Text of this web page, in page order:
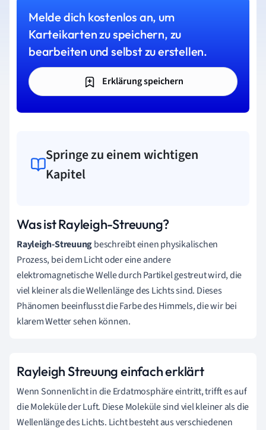
Melde dich kostenlos an, um
Karteikarten zu speichern, zu
bearbeiten und selbst zu erstellen.
Erklärung speichern
Springe zu einem wichtigen
Kapitel
Was ist Rayleigh-Streuung?
Rayleigh-Streuungbeschreibt einen physikalischen
Prozess, bei dem Licht oder eine andere
elektromagnetische Welle durch Partikel gestreut wird, die
viel kleiner als die Wellenlänge des Lichts sind. Dieses
Phänomen beeinflusst die Farbe des Himmels, die wir bei
klarem Wetter sehen können.
Rayleigh Streuung einfach erklärt
Wenn Sonnenlicht in die Erdatmosphäre eintritt, trifft es auf
die Moleküle der Luft. Diese Moleküle sind viel kleiner als die
Wellenlänge des Lichts. Licht besteht aus verschiedenen